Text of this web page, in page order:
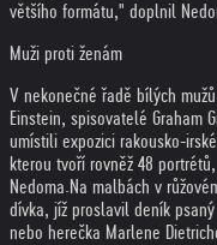
většího formátu," doplnil
Muži proti ženám
V nekonečné řadě bílých
Einstein, spisovatelé Graham
umístili expozici rakousko-
kterou tvoří rovněž 48
Nedoma.Na malbách v
dívka, jíž proslavil deník
nebo herečka Marlene